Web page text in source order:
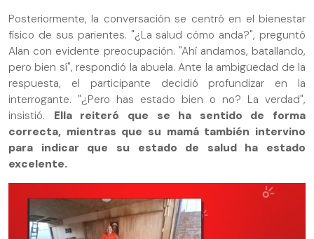
Posteriormente, la conversación se centró en el bienestar
físico de sus parientes. "¿La salud cómo anda?", preguntó
Alan con evidente preocupación. "Ahí andamos, batallando,
pero bien sí", respondió la abuela. Ante la ambigüedad de la
respuesta, el participante decidió profundizar en la
interrogante. "¿Pero has estado bien o no? La verdad",
insistió. Ella reiteró que se ha sentido de forma
correcta, mientras que su mamá también intervino
para indicar que su estado de salud ha estado
excelente.